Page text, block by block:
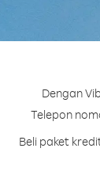
Dengan
Telepon
Beli paket